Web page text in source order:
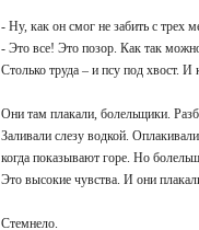
- Ну, как он смог не забить с трех
- Это все! Это позор. Как так
Столько труда – и псу под хвост.
Они там плакали, болельщики.
Заливали слезу водкой.
когда показывают горе. Но
Это высокие чувства. И они
Стемнело.